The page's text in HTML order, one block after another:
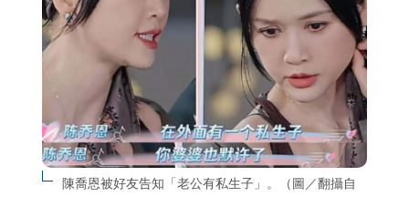
陳喬恩被好友告知「老公有私生子」。（圖／翻攝自